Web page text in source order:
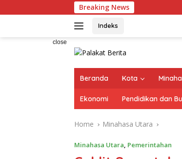
to
Breaking News
Indeks
close
Beranda Kota
Ekonomi Pendidikan dan
Home Minahasa Utara
Minahasa Utara, Pemerintahan